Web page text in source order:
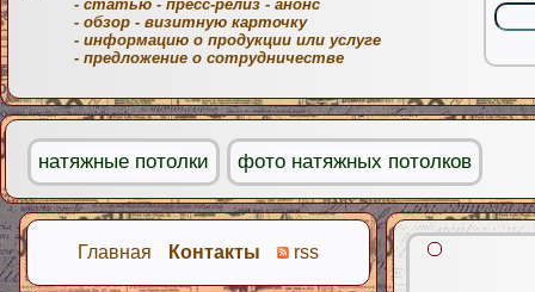
Главная Контакты rss
- статью - пресс-релиз - анонс
- обзор - визитную карточку
- информацию о продукции или услуге
- предложение о сотрудничестве
натяжные потолки фото натяжных потолков